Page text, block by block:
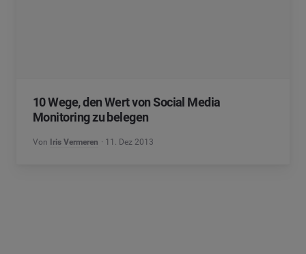
10 Wege, den Wert von Social Media
Monitoring zu belegen
Von Iris Vermeren 11. Dez 2013